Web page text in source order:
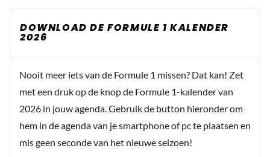
Rayaesh
8 juli 12:42
krijgt en bouw je dus geen spanning op. Dus hoe meer hoe
beter, laat de coureurs maar presteren voor al die
miljoenen ze krijgen
DOWNLOAD DE FORMULE 1 KALENDER
2026
Nooit meer iets van de Formule 1 missen? Dat kan! Zet
met een druk op de knop de Formule 1-kalender van
2026 in jouw agenda. Gebruik de button hieronder om
hem in de agenda van je smartphone of pc te plaatsen en
mis geen seconde van het nieuwe seizoen!